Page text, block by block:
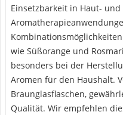
Einsetzbarkeit in Haut-
wie Süßorange und
besonders bei der
Aromen für den Haushalt.
Braunglasflaschen,
Qualität. Wir empfehlen